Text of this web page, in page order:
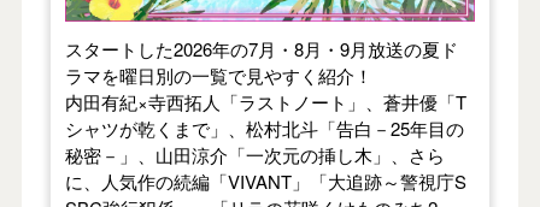
スタートした2026年の7月・8月・9月放送の夏ド
ラマを曜日別の一覧で見やすく紹介！
内田有紀×寺西拓人「ラストノート」、蒼井優「T
シャツが乾くまで」、松村北斗「告白－25年目の
秘密－」、山田涼介「一次元の挿し木」、さら
に、人気作の続編「VIVANT」「大追跡～警視庁S